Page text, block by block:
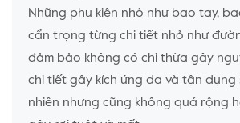
Những phụ kiện nhỏ như bao tay,
cẩn trọng từng chi tiết nhỏ như
đảm bảo không có chỉ thừa gây
chi tiết gây kích ứng da và tận dụng
nhiên nhưng cũng không quá rộng